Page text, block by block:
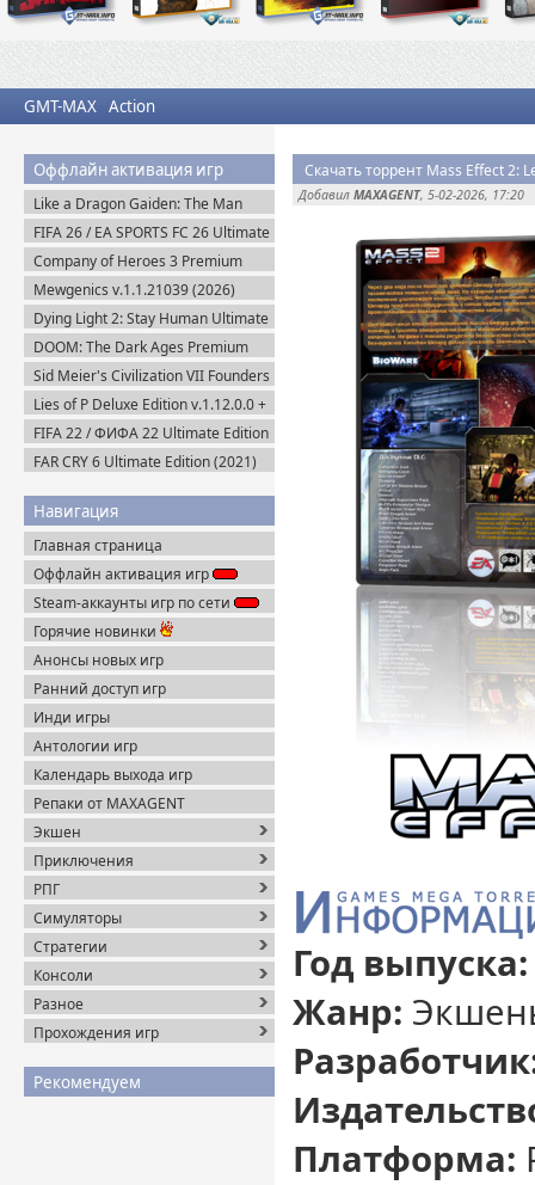
GMT-MAX Action
Оффлайн активация игр
Like a Dragon Gaiden: The Man
Who Erased His Name (2023)
Steam-Rip
FIFA 26 / EA SPORTS FC 26 Ultimate
Edition (2025) EA-Rip
Company of Heroes 3 Premium
Edition (2023) RePack
Mewgenics v.1.1.21039 (2026)
Пиратка
Dying Light 2: Stay Human Ultimate
Edition v.1.29.0 + Все DLC (2022)
Пиратка
DOOM: The Dark Ages Premium
Edition + Все DLC (2025) Пиратка
Sid Meier's Civilization VII Founders
Edition (2025) Steam-Rip
Lies of P Deluxe Edition v.1.12.0.0 +
Все DLC (2023) Пиратка
FIFA 22 / ФИФА 22 Ultimate Edition
(2021) RePack
FAR CRY 6 Ultimate Edition (2021)
Навигация
Главная страница
Оффлайн активация игр
Steam-аккаунты игр по сети
Горячие новинки
Анонсы новых игр
Ранний доступ игр
Инди игры
Антологии игр
Календарь выхода игр
Репаки от MAXAGENT
Экшен
Приключения
РПГ
Симуляторы
Стратегии
Консоли
Разное
Прохождения игр
Рекомендуем
Скачать торрент Mass Effect 2:
Добавил MAXAGENT, 5-02-2026, 17:20
Год выпуска:
Жанр:
Платформа: